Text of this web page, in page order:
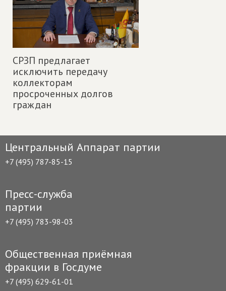
СРЗП предлагает
исключить передачу
коллекторам
просроченных долгов
граждан
Центральный Аппарат партии
+7 (495) 787-85-15
Пресс-служба
партии
+7 (495) 783-98-03
Общественная приёмная
фракции в Госдуме
+7 (495) 629-61-01